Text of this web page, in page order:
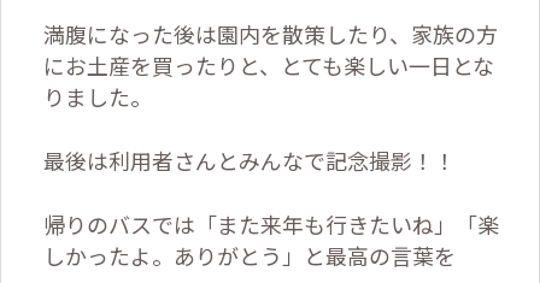
満腹になった後は園内を散策したり、家族の方
にお土産を買ったりと、とても楽しい一日とな
りました。
最後は利用者さんとみんなで記念撮影！！
帰りのバスでは「また来年も行きたいね」「楽
しかったよ。ありがとう」と最高の言葉を